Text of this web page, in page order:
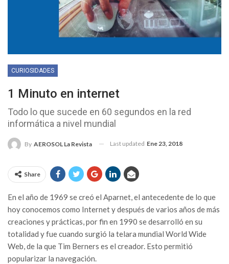
CURIOSIDADES
1 Minuto en internet
Todo lo que sucede en 60 segundos en la red
informática a nivel mundial
By AEROSOL La Revista Last updated Ene 23, 2018
Share
En el año de 1969 se creó el Aparnet, el antecedente de lo que
hoy conocemos como Internet y después de varios años de más
creaciones y prácticas, por fin en 1990 se desarrolló en su
totalidad y fue cuando surgió la telara mundial World Wide
Web, de la que Tim Berners es el creador. Esto permitió
popularizar la navegación.